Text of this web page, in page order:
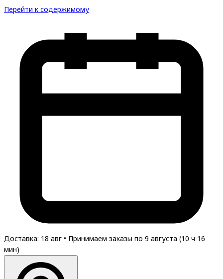
Перейти к содержимому
Доставка: 18 авг • Принимаем заказы по 9 августа (10 ч 16
мин)